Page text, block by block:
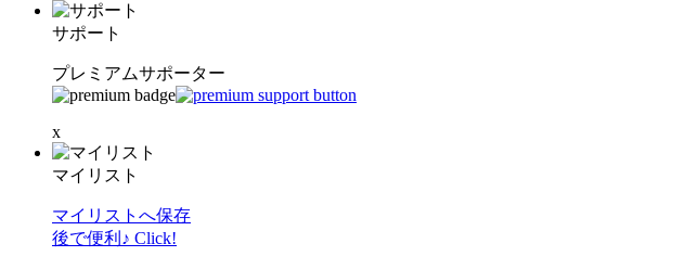
サポート
プレミアムサポーター
x
マイリスト
マイリストへ保存
後で便利♪ Click!